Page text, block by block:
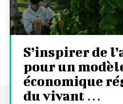
S’inspirer de
pour un
économique
du vivant …